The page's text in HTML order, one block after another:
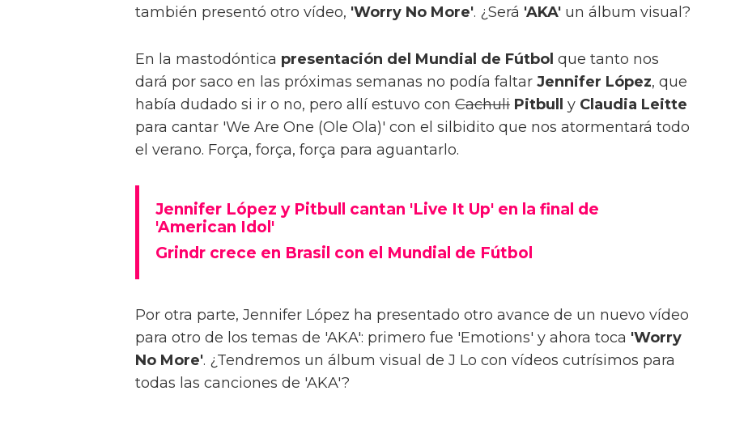
también presentó otro vídeo, 'Worry No More'. ¿Será 'AKA' un álbum visual?
En la mastodóntica presentación del Mundial de Fútbol que tanto nos
dará por saco en las próximas semanas no podía faltar Jennifer López, que
había dudado si ir o no, pero allí estuvo con Cachuli Pitbull y Claudia Leitte
para cantar 'We Are One (Ole Ola)' con el silbidito que nos atormentará todo
el verano. Força, força, força para aguantarlo.
Jennifer López y Pitbull cantan 'Live It Up' en la final de
'American Idol'
Grindr crece en Brasil con el Mundial de Fútbol
Por otra parte, Jennifer López ha presentado otro avance de un nuevo vídeo
para otro de los temas de 'AKA': primero fue 'Emotions' y ahora toca 'Worry
No More'. ¿Tendremos un álbum visual de J Lo con vídeos cutrísimos para
todas las canciones de 'AKA'?